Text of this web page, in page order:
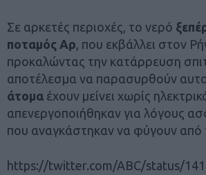
Σε αρκετές περιοχές, το νερό
ποταμός Αρ, που εκβάλλει στον
προκαλώντας την κατάρρευση
αποτέλεσμα να παρασυρθούν
άτομα έχουν μείνει χωρίς
απενεργοποιήθηκαν για λόγους
που αναγκάστηκαν να φύγουν από
https://twitter.com/ABC/status/